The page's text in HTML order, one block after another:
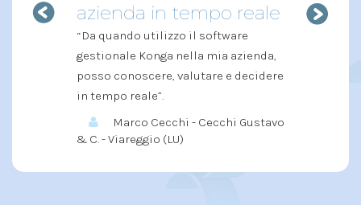
azienda in tempo reale
“Da quando utilizzo il software
gestionale Konga nella mia azienda,
posso conoscere, valutare e decidere
in tempo reale”.
Marco Cecchi - Cecchi Gustavo
& C. - Viareggio (LU)